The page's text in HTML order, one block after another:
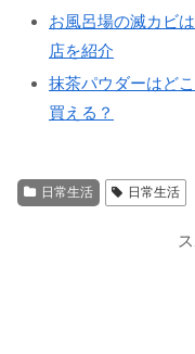
お風呂場の滅カビ
店を紹介
抹茶パウダーはど
買える？
日常生活 日常生活